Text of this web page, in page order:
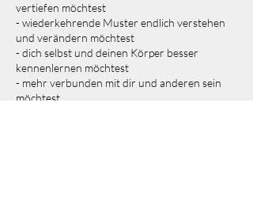
vertiefen möchtest
- wiederkehrende Muster endlich verstehen
und verändern möchtest
- dich selbst und deinen Körper besser
kennenlernen möchtest
- mehr verbunden mit dir und anderen sein
möchtest